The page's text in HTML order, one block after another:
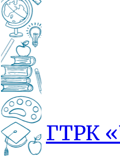
ГТРК